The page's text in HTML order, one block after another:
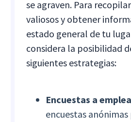
se agraven. Para
valiosos y obtener
estado general de tu
considera la posibilidad
siguientes estrategias:
Encuestas a
encuestas